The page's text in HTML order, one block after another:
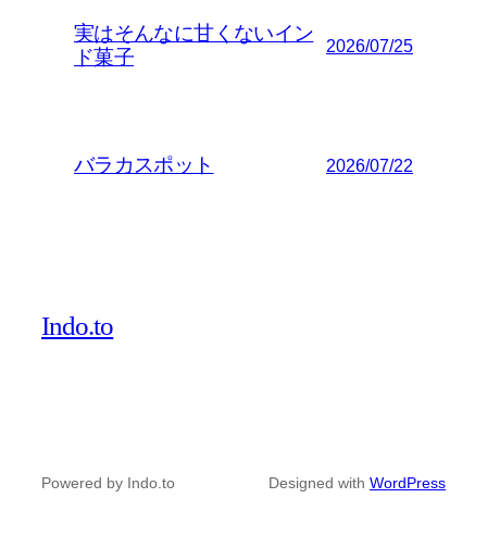
実はそんなに甘くないイン
ド菓子
2026/07/25
バラカスポット 2026/07/22
Indo.to
Powered by Indo.to Designed with WordPress